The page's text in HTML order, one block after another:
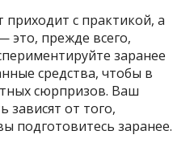
с практикой, а
это, прежде всего,
заранее
средства, чтобы в
сюрпризов. Ваш
зависят от того,
подготовитесь заранее.